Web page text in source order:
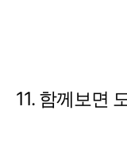
11. 함께보면